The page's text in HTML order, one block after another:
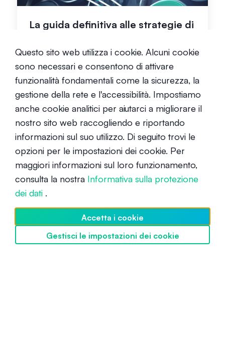
La guida definitiva alle strategie di
Intermedio 23 luglio 2021
Analisi fondamentale e analisi
tecnica delle criptovalute
Intermedio
Questo sito web utilizza i cookie. Alcuni cookie
sono necessari e consentono di attivare
funzionalità fondamentali come la sicurezza, la
gestione della rete e l'accessibilità. Impostiamo
anche cookie analitici per aiutarci a migliorare il
nostro sito web raccogliendo e riportando
informazioni sul suo utilizzo. Di seguito trovi le
opzioni per le impostazioni dei cookie. Per
maggiori informazioni sul loro funzionamento,
consulta la nostra Informativa sulla protezione
dei dati .
Accetta i cookie
Gestisci le impostazioni dei cookie
Scopri SwissBorg